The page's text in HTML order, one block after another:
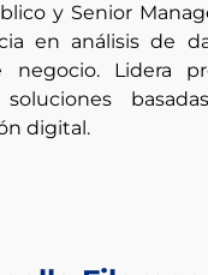
y Senior
en análisis de
negocio. Lidera
soluciones
digital.